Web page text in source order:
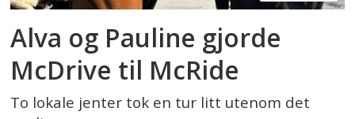
Alva og Pauline gjorde
McDrive til McRide
To lokale jenter tok en tur litt utenom det